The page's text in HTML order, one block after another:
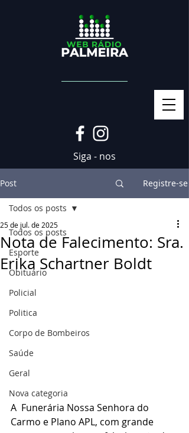
Siga - nos
Post Registre-se
Todos os posts
Esporte
Obituário
Policial
Politica
Corpo de Bombeiros
Saúde
Geral
Nova categoria
Todos os posts
Nota de Falecimento: Sra.
Erika Schartner Boldt
25 de jul. de 2025
A  Funerária Nossa Senhora do
Carmo e Plano APL, com grande